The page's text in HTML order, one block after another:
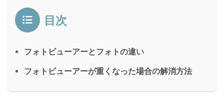
目次
フォトビューアーとフォトの違い
フォトビューアーが重くなった場合の解消方法